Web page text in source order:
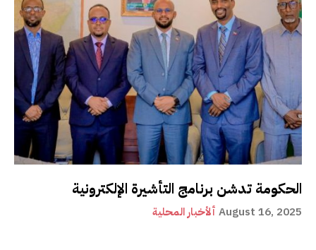
الحكومة تدشن برنامج التأشيرة الإلكترونية
ألأخبار المحلية August 16, 2025